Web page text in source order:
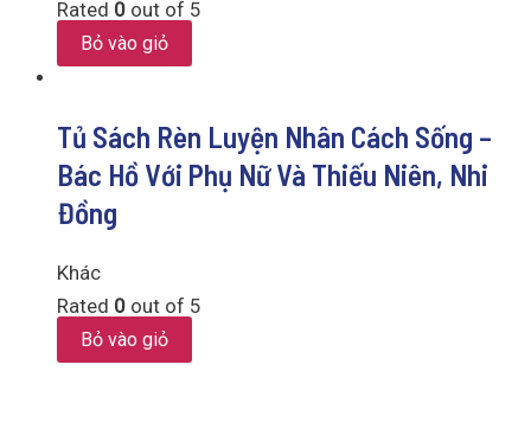
Rated 0 out of 5
Bỏ vào giỏ
Tủ Sách Rèn Luyện Nhân Cách Sống –
Bác Hồ Với Phụ Nữ Và Thiếu Niên, Nhi
Đồng
Khác
Rated 0 out of 5
Bỏ vào giỏ